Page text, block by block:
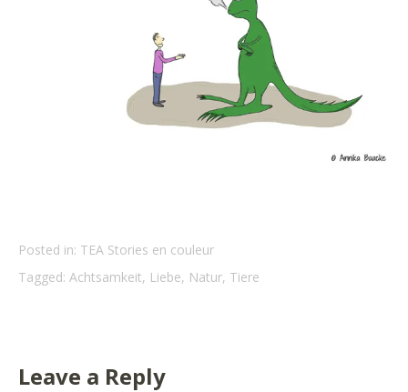
Posted in: TEA Stories en couleur
Tagged: Achtsamkeit, Liebe, Natur, Tiere
Leave a Reply